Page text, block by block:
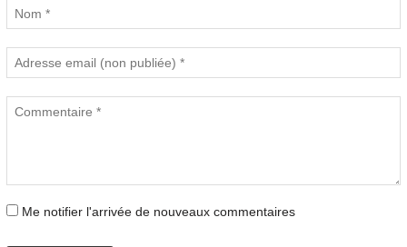
Me notifier l'arrivée de nouveaux commentaires